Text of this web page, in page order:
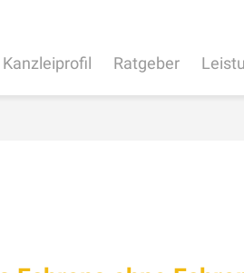
Kanzleiprofil Ratgeber